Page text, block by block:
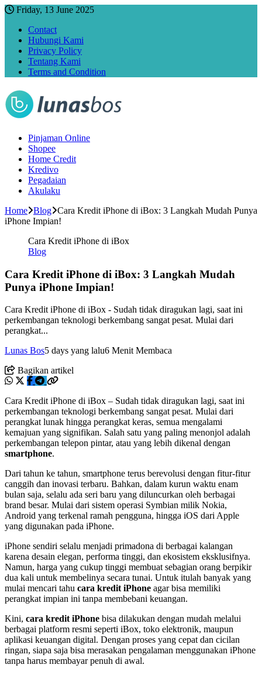
Friday, 13 June 2025
Contact
Hubungi Kami
Privacy Policy
Tentang Kami
Terms and Condition
Pinjaman Online
Shopee
Home Credit
Kredivo
Pegadaian
Akulaku
Home Blog Cara Kredit iPhone di iBox: 3 Langkah Mudah Punya
iPhone Impian!
Cara Kredit iPhone di iBox
Blog
Cara Kredit iPhone di iBox: 3 Langkah Mudah
Punya iPhone Impian!
Cara Kredit iPhone di iBox - Sudah tidak diragukan lagi, saat ini
perkembangan teknologi berkembang sangat pesat. Mulai dari
perangkat...
Lunas Bos5 days yang lalu6 Menit Membaca
Bagikan artikel
Cara Kredit iPhone di iBox – Sudah tidak diragukan lagi, saat ini
perkembangan teknologi berkembang sangat pesat. Mulai dari
perangkat lunak hingga perangkat keras, semua mengalami
kemajuan yang signifikan. Salah satu yang paling menonjol adalah
perkembangan telepon pintar, atau yang lebih dikenal dengan
smartphone.
Dari tahun ke tahun, smartphone terus berevolusi dengan fitur-fitur
canggih dan inovasi terbaru. Bahkan, dalam kurun waktu enam
bulan saja, selalu ada seri baru yang diluncurkan oleh berbagai
brand besar. Mulai dari sistem operasi Symbian milik Nokia,
Android yang terkenal ramah pengguna, hingga iOS dari Apple
yang digunakan pada iPhone.
iPhone sendiri selalu menjadi primadona di berbagai kalangan
karena desain elegan, performa tinggi, dan ekosistem eksklusifnya.
Namun, harga yang cukup tinggi membuat sebagian orang berpikir
dua kali untuk membelinya secara tunai. Untuk itulah banyak yang
mulai mencari tahu cara kredit iPhone agar bisa memiliki
perangkat impian ini tanpa membebani keuangan.
Kini, cara kredit iPhone bisa dilakukan dengan mudah melalui
berbagai platform resmi seperti iBox, toko elektronik, maupun
aplikasi keuangan digital. Dengan proses yang cepat dan cicilan
ringan, siapa saja bisa merasakan pengalaman menggunakan iPhone
tanpa harus membayar penuh di awal.